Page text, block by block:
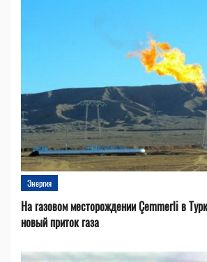
Энергия
На газовом месторождении Çemmerli в
новый приток газа